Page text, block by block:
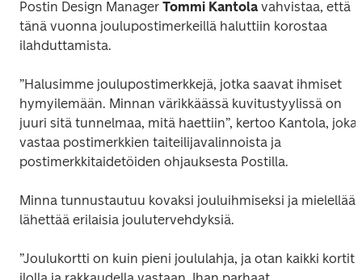
Postin Design Manager Tommi Kantola vahvistaa, että
tänä vuonna joulupostimerkeillä haluttiin korostaa
ilahduttamista.
”Halusimme joulupostimerkkejä, jotka saavat ihmiset
hymyilemään. Minnan värikkäässä kuvitustyylissä on
juuri sitä tunnelmaa, mitä haettiin”, kertoo Kantola, joka
vastaa postimerkkien taiteilijavalinnoista ja
postimerkkitaidetöiden ohjauksesta Postilla.
Minna tunnustautuu kovaksi jouluihmiseksi ja
lähettää erilaisia joulutervehdyksiä.
”Joulukortti on kuin pieni joululahja, ja otan kaikki kortit